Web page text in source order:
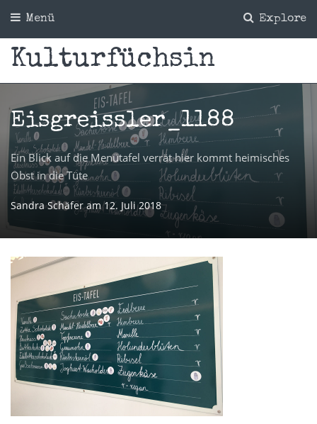
Explore
Menü
Kulturfüchsin
Eisgreissler_1188
Ein Blick auf die Menütafel verrät hier kommt heimisches
Obst in die Tüte
Sandra Schäferam 12. Juli 2018